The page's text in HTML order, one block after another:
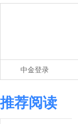
中金登录
推荐阅读